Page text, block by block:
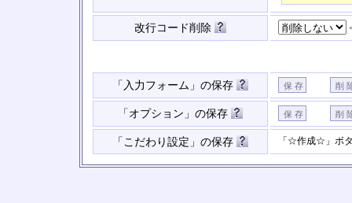
改行コード削除
「入力フォーム」の保存
「オプション」の保存
「こだわり設定」の保存 「☆作成☆」ボ